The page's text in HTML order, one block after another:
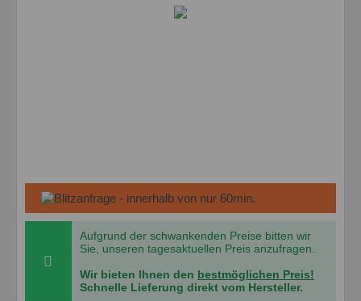
Aufgrund der schwankenden Preise bitten wir
Sie, unseren tagesaktuellen Preis anzufragen.
Wir bieten Ihnen den bestmöglichen Preis!
Schnelle Lieferung direkt vom Hersteller.